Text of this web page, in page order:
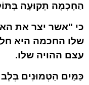
הַחָכְמָה תְקוּעָה
כי "אשר יצר את
שלו החכמה היא
עצם ההויה שלו.
כַּמַּיִם הַטְמוּנִים